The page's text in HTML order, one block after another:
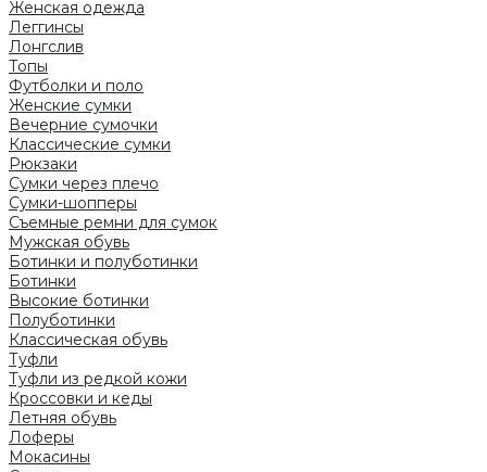
Женская одежда
Леггинсы
Лонгслив
Топы
Футболки и поло
Женские сумки
Вечерние сумочки
Классические сумки
Рюкзаки
Сумки через плечо
Сумки-шопперы
Съемные ремни для сумок
Мужская обувь
Ботинки и полуботинки
Ботинки
Высокие ботинки
Полуботинки
Классическая обувь
Туфли
Туфли из редкой кожи
Кроссовки и кеды
Летняя обувь
Лоферы
Мокасины